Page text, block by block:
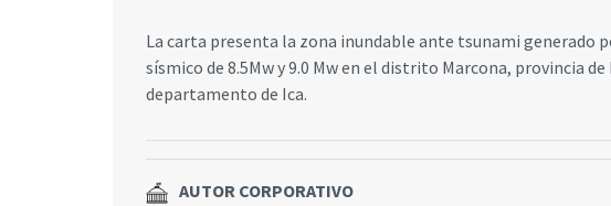
La carta presenta la zona inundable ante tsunami generado
sísmico de 8.5Mw y 9.0 Mw en el distrito Marcona, provincia de
departamento de Ica.
AUTOR CORPORATIVO